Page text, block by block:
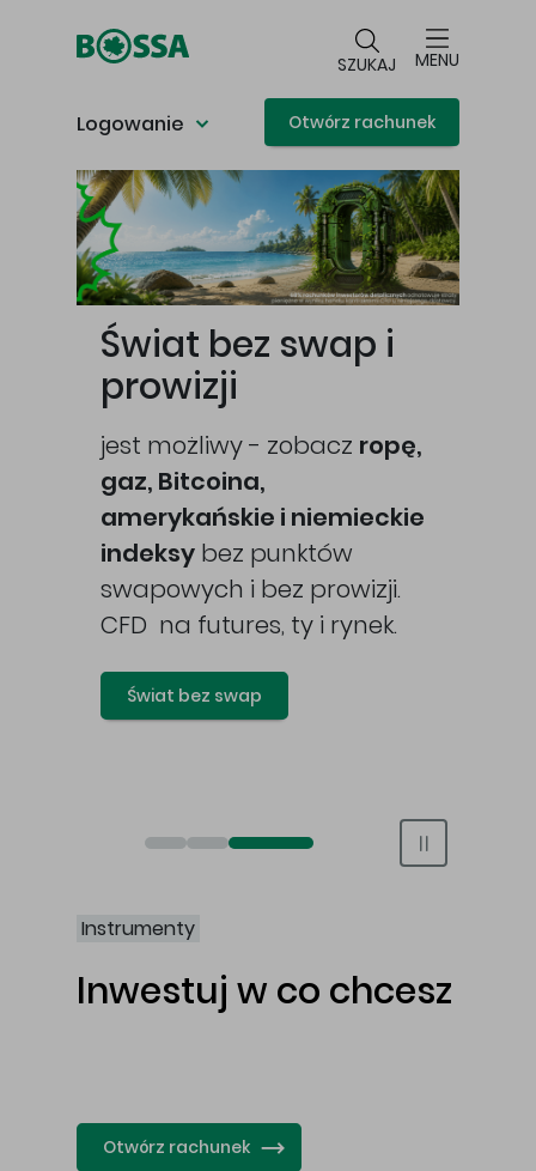
SZUKAJ MENU
Logowanie Otwórz rachunek
Główna treść
Świat bez swap i
prowizji
jest możliwy - zobacz ropę,
gaz, Bitcoina,
amerykańskie i niemieckie
indeksy bez punktów
swapowych i bez prowizji.
CFD na futures, ty i rynek.
Świat bez swap
Otwórz rachunek maklerski online
Otwórz konto IKE/IKZE
Świat bez swap i prowizji
Instrumenty
Inwestuj w co chcesz
Otwórz rachunek